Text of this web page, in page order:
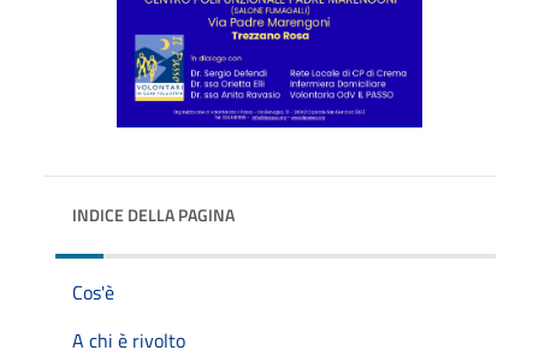
INDICE DELLA PAGINA
Cos'è
A chi è rivolto